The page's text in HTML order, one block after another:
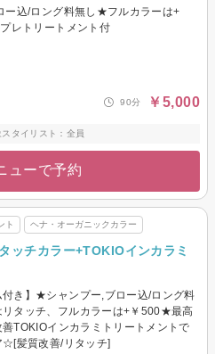
ー込/ロング料無し★フルカラーは+
レトリートメント付
90分 ￥5,000
タイリスト：全員
ューで予約
ト ヘナ・オーガニックカラー
ッチカラー+TOKIOインカラミ
付き】★シャンプー,ブロー込/ロング料
タッチ、フルカラーは+￥500★最高
TOKIOインカラミトリートメントで
☆[髪質改善/リタッチ]